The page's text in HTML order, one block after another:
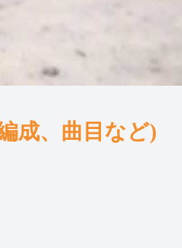
成、曲目など)